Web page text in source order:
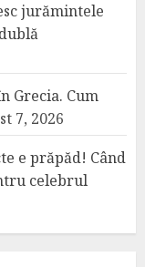
jurămintele
Grecia. Cum
7, 2026
e prăpăd! Când
celebrul